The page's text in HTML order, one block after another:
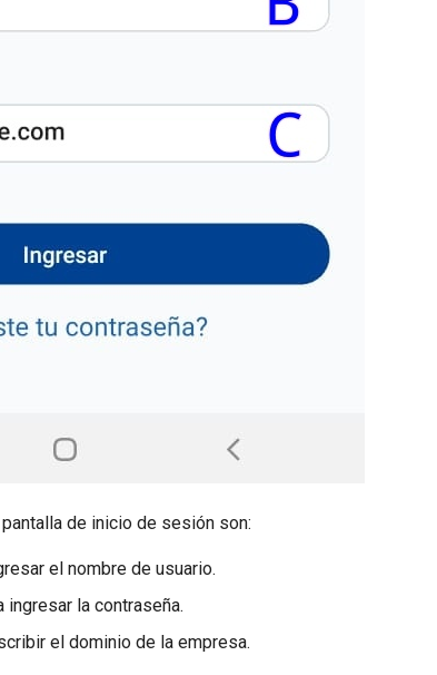
de inicio de sesión son:
el nombre de usuario.
ingresar la contraseña.
el dominio de la empresa.